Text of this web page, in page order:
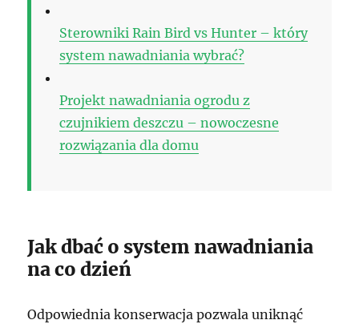
Sterowniki Rain Bird vs Hunter – który
system nawadniania wybrać?
Projekt nawadniania ogrodu z
czujnikiem deszczu – nowoczesne
rozwiązania dla domu
Jak dbać o system nawadniania
na co dzień
Odpowiednia konserwacja pozwala uniknąć